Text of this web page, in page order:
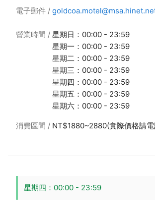
電子郵件
營業時間
星期日：00:00 - 23:59
星期一：00:00 - 23:59
星期二：00:00 - 23:59
星期三：00:00 - 23:59
星期四：00:00 - 23:59
星期五：00:00 - 23:59
星期六：00:00 - 23:59
消費區間 NT$1880~2880(實際價格請
星期四：00:00 - 23:59